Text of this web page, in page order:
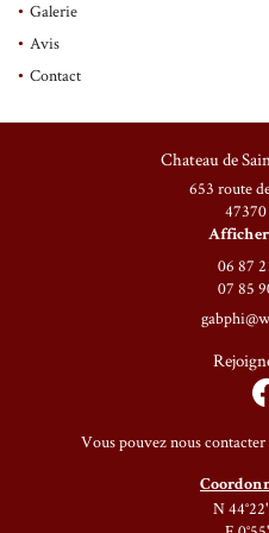
Galerie
Avis
Contact
Chateau de
653 route
06 87
07 85
Vous pouvez nous
N